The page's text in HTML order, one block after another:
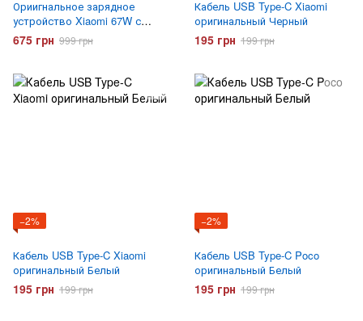
Ориигнальное зарядное
устройство Xiaomi 67W с
кабелем Type-C
675 грн 999 грн
Кабель USB Type-C Xiaomi
оригинальный Черный
195 грн 199 грн
−2%
Кабель USB Type-C Xiaomi
оригинальный Белый
195 грн 199 грн
−2%
Кабель USB Type-C Poco
оригинальный Белый
195 грн 199 грн